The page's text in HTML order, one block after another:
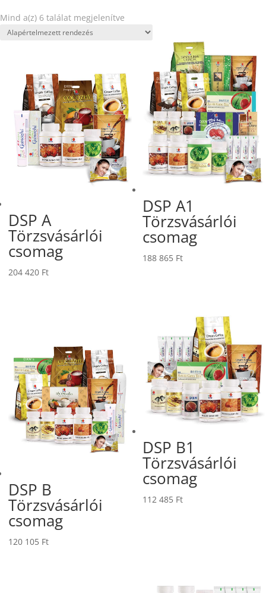
Mind a(z) 6 találat megjelenítve
DSP A
Törzsvásárlói
csomag
204 420 Ft
DSP A1
Törzsvásárlói
csomag
188 865 Ft
DSP B
Törzsvásárlói
csomag
120 105 Ft
DSP B1
Törzsvásárlói
csomag
112 485 Ft